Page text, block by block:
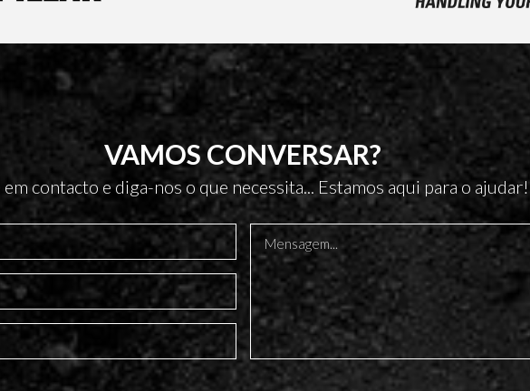
VAMOS CONVERSAR?
contacto e diga-nos o que necessita... Estamos aqui para o ajudar!